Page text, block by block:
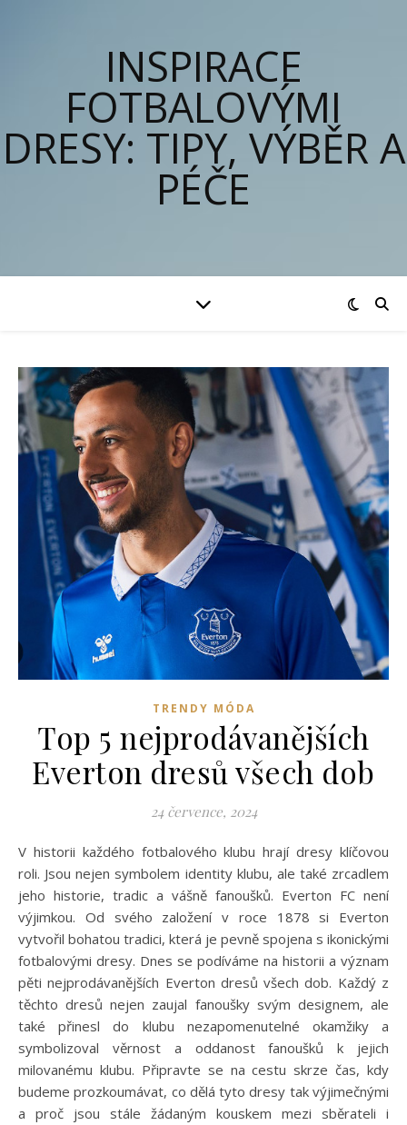
INSPIRACE
FOTBALOVÝMI
DRESY: TIPY, VÝBĚR A
PÉČE
TRENDY MÓDA
Top 5 nejprodávanějších
Everton dresů všech dob
24 července, 2024
V historii každého fotbalového klubu hrají dresy klíčovou
roli. Jsou nejen symbolem identity klubu, ale také zrcadlem
jeho historie, tradic a vášně fanoušků. Everton FC není
výjimkou. Od svého založení v roce 1878 si Everton
vytvořil bohatou tradici, která je pevně spojena s ikonickými
fotbalovými dresy. Dnes se podíváme na historii a význam
pěti nejprodávanějších Everton dresů všech dob. Každý z
těchto dresů nejen zaujal fanoušky svým designem, ale
také přinesl do klubu nezapomenutelné okamžiky a
symbolizoval věrnost a oddanost fanoušků k jejich
milovanému klubu. Připravte se na cestu skrze čas, kdy
budeme prozkoumávat, co dělá tyto dresy tak výjimečnými
a proč jsou stále žádaným kouskem mezi sběrateli i